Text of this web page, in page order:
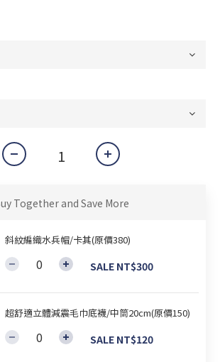
Together and Save More
斜紋編織水兵帽/卡其(原價380)
SALE NT$300
超舒適立體減震毛巾底襪/中筒20cm(原價150)
SALE NT$120